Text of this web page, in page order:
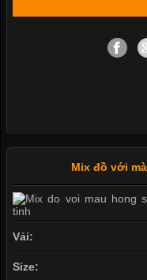
Mix đồ với
Vải:
Size: